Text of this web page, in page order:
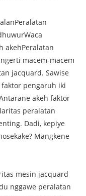
Peralatan
Waca
akehPeralatan
macem-macem
jacquard. Sawise
pengaruh iki
akeh faktor
peralatan
Dadi, kepiye
Mangkene
mesin jacquard
nggawe peralatan